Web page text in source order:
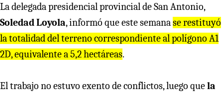
La delegada presidencial provincial de San Antonio,
Soledad Loyola, informó que este semanase restituyó
la totalidad del terreno correspondiente al polígono A1
2D, equivalente a 5,2 hectáreas.
El trabajo no estuvo exento de conflictos, luego quela